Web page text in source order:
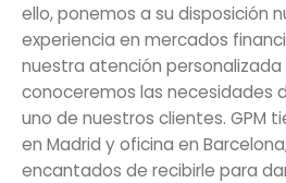
ello, ponemos a su disposición
experiencia en mercados
nuestra atención personalizada
conoceremos las necesidades
uno de nuestros clientes. GPM
en Madrid y oficina en
encantados de recibirle para